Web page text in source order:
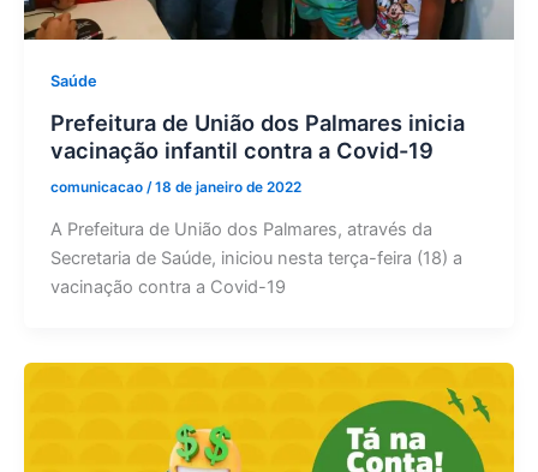
Saúde
Prefeitura de União dos Palmares inicia
vacinação infantil contra a Covid-19
comunicacao /18 de janeiro de 2022
A Prefeitura de União dos Palmares, através da
Secretaria de Saúde, iniciou nesta terça-feira (18) a
vacinação contra a Covid-19